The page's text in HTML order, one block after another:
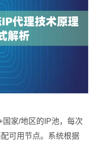
家/地区的IP池，每次
可用节点。系统根据